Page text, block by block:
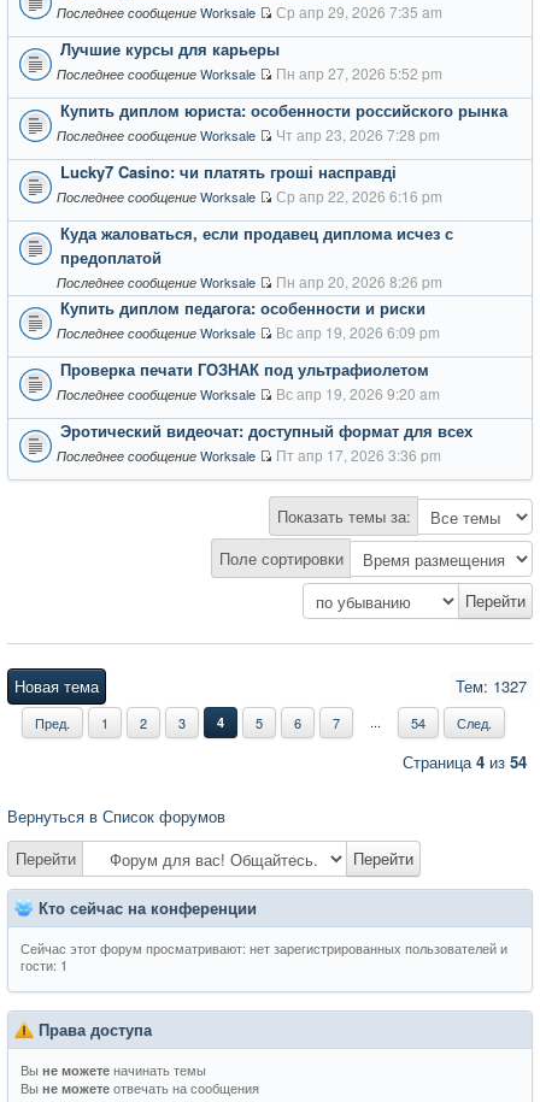
Последнее сообщение Worksale Ср апр 29, 2026 7:35 am
Лучшие курсы для карьеры
Последнее сообщение Worksale Пн апр 27, 2026 5:52 pm
Купить диплом юриста: особенности российского рынка
Последнее сообщение Worksale Чт апр 23, 2026 7:28 pm
Lucky7 Casino: чи платять гроші насправді
Последнее сообщение Worksale Ср апр 22, 2026 6:16 pm
Куда жаловаться, если продавец диплома исчез с
предоплатой
Последнее сообщение Worksale Пн апр 20, 2026 8:26 pm
Купить диплом педагога: особенности и риски
Последнее сообщение Worksale Вс апр 19, 2026 6:09 pm
Проверка печати ГОЗНАК под ультрафиолетом
Последнее сообщение Worksale Вс апр 19, 2026 9:20 am
Эротический видеочат: доступный формат для всех
Последнее сообщение Worksale Пт апр 17, 2026 3:36 pm
Показать темы за:
Поле сортировки
Новая тема Тем: 1327
Пред. 1 2 3 4 5 6 7 ... 54 След.
Страница4 из 54
Вернуться в Список форумов
Перейти
Перейти
Кто сейчас на конференции
Сейчас этот форум просматривают: нет зарегистрированных пользователей и
гости: 1
Права доступа
Вы не можете начинать темы
Вы не можете отвечать на сообщения